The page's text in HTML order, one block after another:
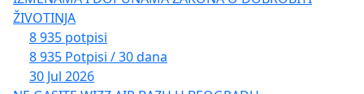
ŽIVOTINJA
8 935 potpisi
8 935 Potpisi / 30 dana
30 Jul 2026